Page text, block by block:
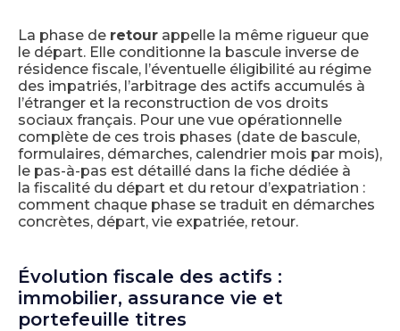
La phase de retour appelle la même rigueur que
le départ. Elle conditionne la bascule inverse de
résidence fiscale, l’éventuelle éligibilité au régime
des impatriés, l’arbitrage des actifs accumulés à
l’étranger et la reconstruction de vos droits
sociaux français. Pour une vue opérationnelle
complète de ces trois phases (date de bascule,
formulaires, démarches, calendrier mois par mois),
le pas-à-pas est détaillé dans la fiche dédiée à
la fiscalité du départ et du retour d’expatriation :
comment chaque phase se traduit en démarches
concrètes, départ, vie expatriée, retour.
Évolution fiscale des actifs :
immobilier, assurance vie et
portefeuille titres